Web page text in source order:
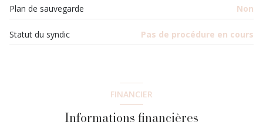
Plan de sauvegarde Non
Statut du syndic Pas de procédure en cours
FINANCIER
Informations financières